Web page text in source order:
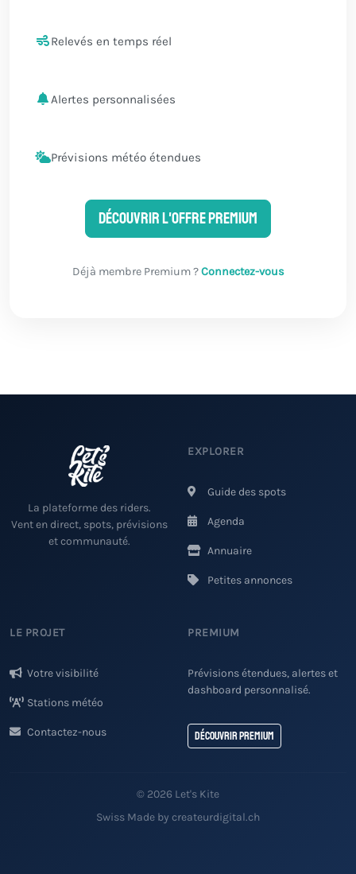
Relevés en temps réel
Alertes personnalisées
Prévisions météo étendues
Découvrir l'offre Premium
Déjà membre Premium ?Connectez-vous
La plateforme des riders.
Vent en direct, spots, prévisions
et communauté.
EXPLORER
Guide des spots
Agenda
Annuaire
Petites annonces
LE PROJET
Votre visibilité
Stations météo
Contactez-nous
PREMIUM
Prévisions étendues, alertes et
dashboard personnalisé.
Découvrir Premium
© 2026 Let's Kite
Swiss Made by createurdigital.ch